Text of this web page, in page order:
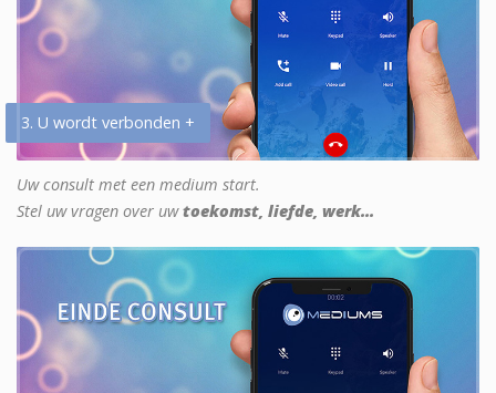
3. U wordt verbonden +
Uw consult met een medium start.
Stel uw vragen over uwtoekomst, liefde, werk...